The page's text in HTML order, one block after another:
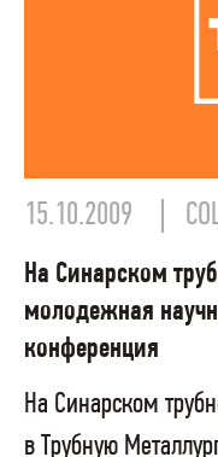
15.10.2009
На Синарском
молодежная
конференция
На Синарском
в Трубную